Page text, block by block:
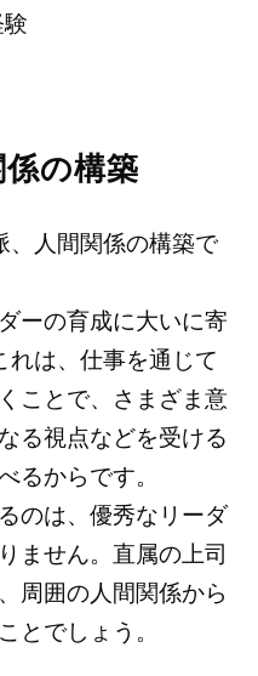
の構築
、人間関係の構築で
ーの育成に大いに寄
れは、仕事を通じて
ことで、さまざま意
る視点などを受ける
るからです。
のは、優秀なリーダ
ません。直属の上司
周囲の人間関係から
とでしょう。